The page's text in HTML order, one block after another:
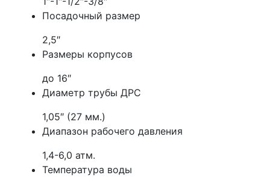
Посадочный размер
2,5″
Размеры корпусов
до 16″
Диаметр трубы ДРС
1,05″ (27 мм.)
Диапазон рабочего давления
1,4-6,0 атм.
Температура воды